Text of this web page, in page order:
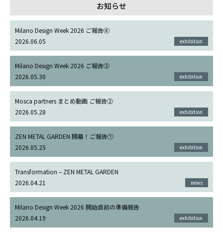
お知らせ
Milano Design Week 2026 ご報告④
2026.06.05
exhibition
Milano Design Week 2026 ご報告③
2026.05.30
exhibition
Mosca partners まとめ動画 ご報告②
2026.05.28
exhibition
ZEN METAL GARDEN 開幕！ご報告①
2026.05.25
exhibition
Transformation – ZEN METAL GARDEN
2026.04.21
news
Milano Design Week 2026 開始直前の準備報告
2026.04.19
exhibition